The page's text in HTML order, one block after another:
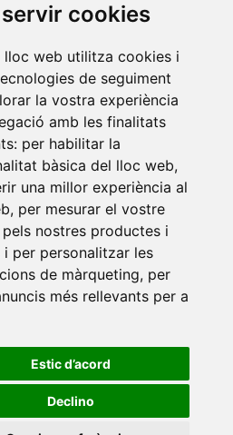
servir cookies
lloc web utilitza cookies i
de seguiment
la vostra experiència
amb les finalitats
per habilitar la
bàsica del lloc web,
una millor experiència al
, per mesurar el vostre
nostres productes i
i per personalitzar les
de màrqueting, per
més rellevants per a
Estic d’acord
Declino
•Universitat d'Alacant
•Universitat Autònoma de
de Barcelona•Universitat
•Universitat de Girona
Balears•Universitat
•Universitat Jaume I
Universitat Miguel Hernández
de Catalunya•Universitat
•Universitat Ramon Llull
•Universitat de Sàsser•
•Universitat de Vic -